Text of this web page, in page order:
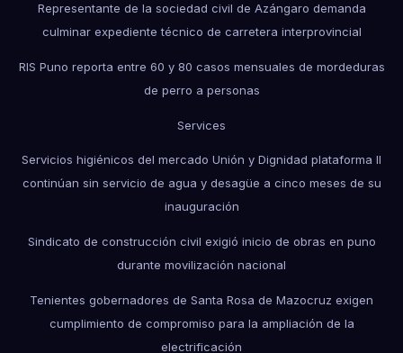
Representante de la sociedad civil de Azángaro demanda
culminar expediente técnico de carretera interprovincial
RIS Puno reporta entre 60 y 80 casos mensuales de mordeduras
de perro a personas
Services
Servicios higiénicos del mercado Unión y Dignidad plataforma II
continúan sin servicio de agua y desagüe a cinco meses de su
inauguración
Sindicato de construcción civil exigió inicio de obras en puno
durante movilización nacional
Tenientes gobernadores de Santa Rosa de Mazocruz exigen
cumplimiento de compromiso para la ampliación de la
electrificación